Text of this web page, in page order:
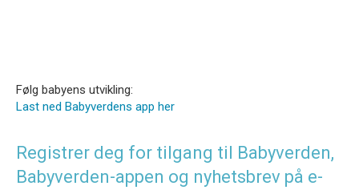
Følg babyens utvikling:
Last ned Babyverdens app her
Registrer deg for tilgang til Babyverden,
Babyverden-appen og nyhetsbrev på e-